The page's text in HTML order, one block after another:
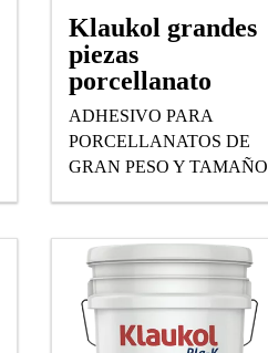
Klaukol grandes
piezas
porcellanato
ADHESIVO PARA
PORCELLANATOS DE
GRAN PESO Y TAMAÑO